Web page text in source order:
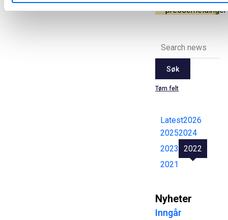
pressemeldinger
Søk
Tøm felt
Latest2026
20252024
2023
2022
2021
Nyheter
Inngår